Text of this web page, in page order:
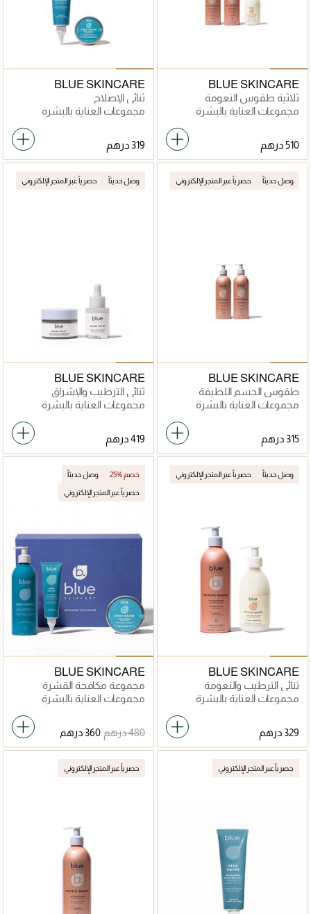
BLUE SKINCARE
ثلاثية طقوس النعومة
مجموعات العناية بالبشرة
BLUE SKINCARE
ثنائي الإصلاح
مجموعات العناية بالبشرة
وصل حديثاً حصرياً عبر المتجر الإلكتروني
BLUE SKINCARE
طقوس الجسم اللطيفة
مجموعات العناية بالبشرة
وصل حديثاً حصرياً عبر المتجر الإلكتروني
BLUE SKINCARE
ثنائي الترطيب والإشراق
مجموعات العناية بالبشرة
وصل حديثاً حصرياً عبر المتجر الإلكتروني
BLUE SKINCARE
ثنائي الترطيب والنعومة
مجموعات العناية بالبشرة
25% خصم وصل حديثاً
حصرياً عبر المتجر الإلكتروني
BLUE SKINCARE
مجموعة مكافحة القشرة
والخشونة
مجموعات العناية بالبشرة
حصرياً عبر المتجر الإلكتروني حصرياً عبر المتجر الإلكتروني